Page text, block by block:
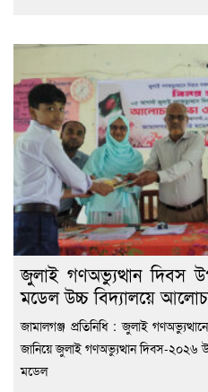
জুলাই গণঅভ্যুত্থান দিবস
মডেল উচ্চ বিদ্যালয়ে
জামালগঞ্জ প্রতিনিধি : জুলাই
জানিয়ে জুলাই গণঅভ্যুত্থান দিবস-২০২৬
মডেল